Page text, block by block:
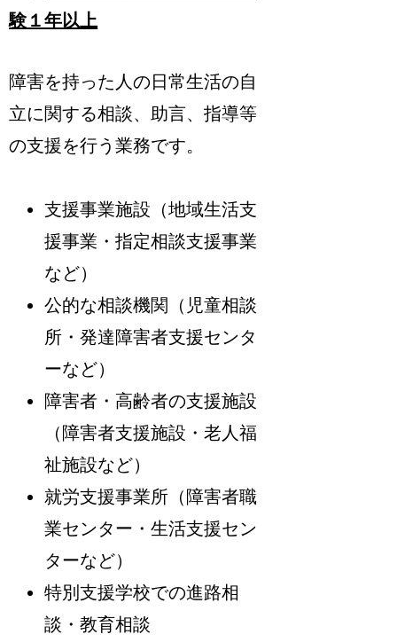
験１年以上
障害を持った人の日常生活の自
立に関する相談、助言、指導等
の支援を行う業務です。
支援事業施設（地域生活支
援事業・指定相談支援事業
など）
公的な相談機関（児童相談
所・発達障害者支援センタ
ーなど）
障害者・高齢者の支援施設
（障害者支援施設・老人福
祉施設など）
就労支援事業所（障害者職
業センター・生活支援セン
ターなど）
特別支援学校での進路相
談・教育相談